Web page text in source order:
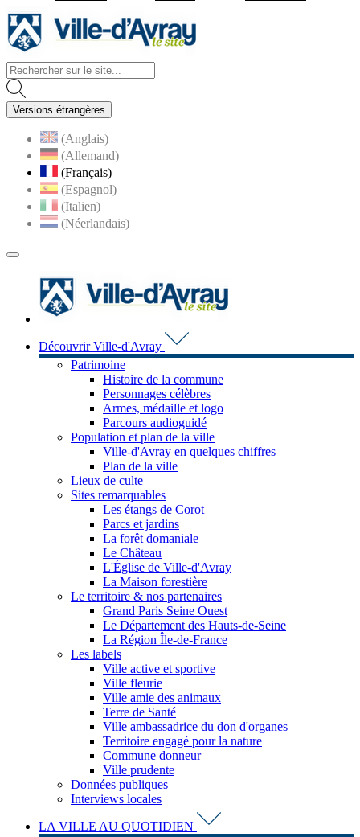
Versions étrangères
(Anglais)
(Allemand)
(Français)
(Espagnol)
(Italien)
(Néerlandais)
MENU
Découvrir Ville-d'Avray
Patrimoine
Histoire de la commune
Personnages célèbres
Armes, médaille et logo
Parcours audioguidé
Population et plan de la ville
Ville-d'Avray en quelques chiffres
Plan de la ville
Lieux de culte
Sites remarquables
Les étangs de Corot
Parcs et jardins
La forêt domaniale
Le Château
L'Église de Ville-d'Avray
La Maison forestière
Le territoire & nos partenaires
Grand Paris Seine Ouest
Le Département des Hauts-de-Seine
La Région Île-de-France
Les labels
Ville active et sportive
Ville fleurie
Ville amie des animaux
Terre de Santé
Ville ambassadrice du don d'organes
Territoire engagé pour la nature
Commune donneur
Ville prudente
Données publiques
Interviews locales
LA VILLE AU QUOTIDIEN